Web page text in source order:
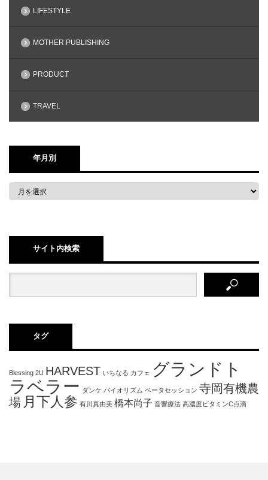
LIFESTYLE
MOTHER PUBLISHING
PRODUCT
TRAVEL
年月別
サイト内検索
タグ
Blessing 2U HARVEST いちなる カフェ
グランドト
ラベラー ダンケ バイオリズム ベータセッション 寺岡有機農
場 月下人参 有川真由美 橋本尚子 音響療法 高濃度ビタミンC点滴